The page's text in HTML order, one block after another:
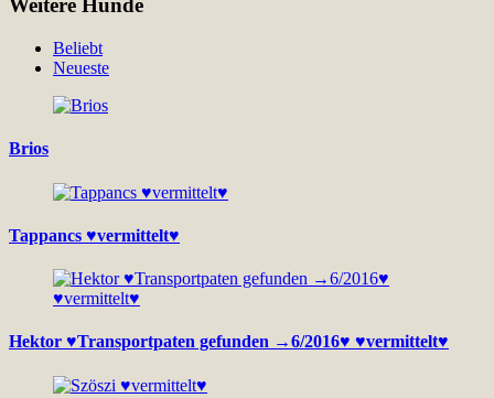
Weitere Hunde
Beliebt
Neueste
Brios
Tappancs ♥vermittelt♥
Hektor ♥Transportpaten gefunden →6/2016♥ ♥vermittelt♥